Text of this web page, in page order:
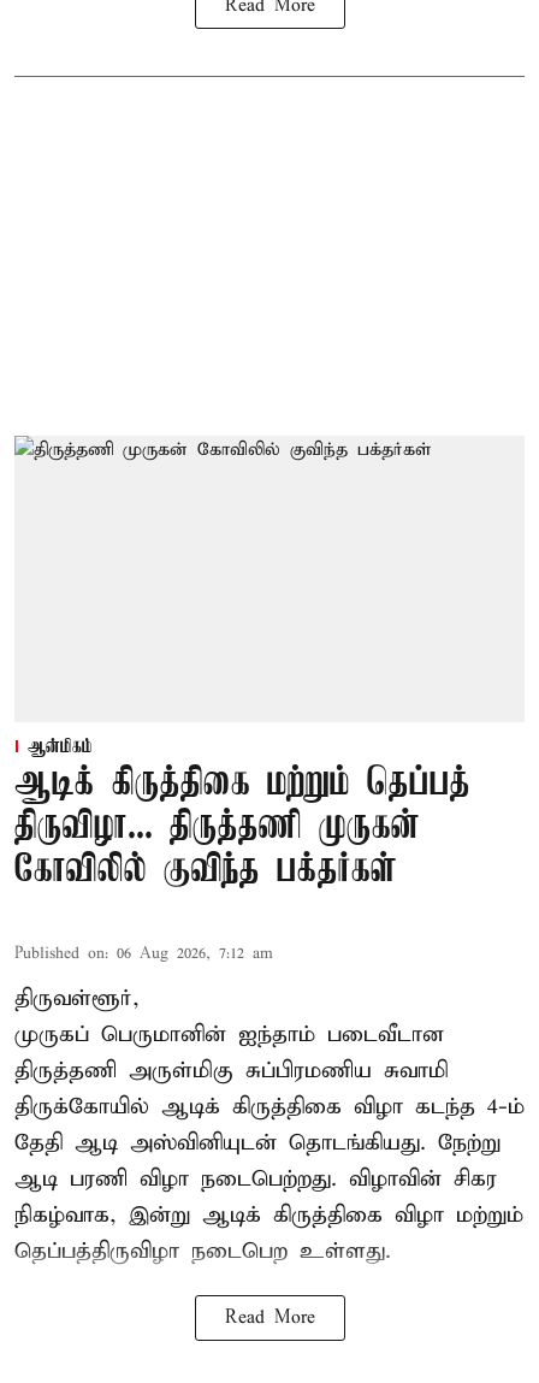
Read More
ஆன்மிகம்
ஆடிக் கிருத்திகை மற்றும் தெப்பத்
திருவிழா... திருத்தணி முருகன்
கோவிலில் குவிந்த பக்தர்கள்
Published on: 06 Aug 2026, 7:12 am
திருவள்ளூர்,
முருகப் பெருமானின் ஐந்தாம் படைவீடான
திருத்தணி அருள்மிகு சுப்பிரமணிய சுவாமி
திருக்கோயில் ஆடிக் கிருத்திகை விழா கடந்த 4-ம்
தேதி ஆடி அஸ்வினியுடன் தொடங்கியது. நேற்று
ஆடி பரணி விழா நடைபெற்றது. விழாவின் சிகர
நிகழ்வாக, இன்று ஆடிக் கிருத்திகை விழா மற்றும்
தெப்பத்திருவிழா நடைபெற உள்ளது.
Read More